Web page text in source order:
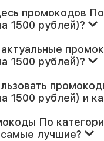
промокодов По
1500 рублей)?
1500 рублей)?
1500 рублей) и
По
лучшие?